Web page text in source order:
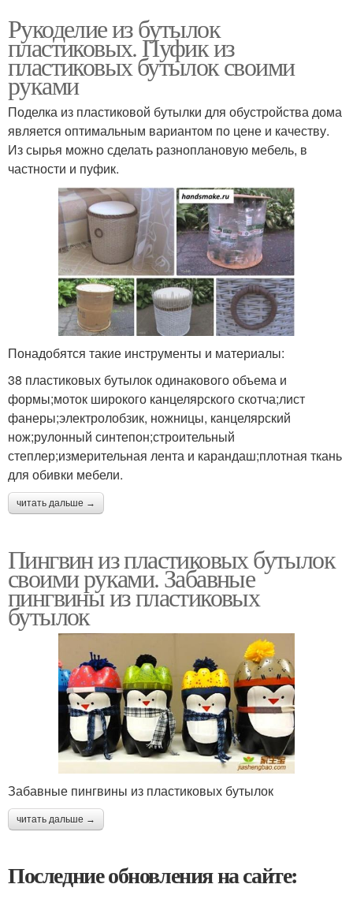
Рукоделие из бутылок
пластиковых. Пуфик из
пластиковых бутылок своими
руками
Поделка из пластиковой бутылки для обустройства дома
является оптимальным вариантом по цене и качеству.
Из сырья можно сделать разноплановую мебель, в
частности и пуфик.
Понадобятся такие инструменты и материалы:
38 пластиковых бутылок одинакового объема и
формы;моток широкого канцелярского скотча;лист
фанеры;электролобзик, ножницы, канцелярский
нож;рулонный синтепон;строительный
степлер;измерительная лента и карандаш;плотная ткань
для обивки мебели.
читать дальше →
Пингвин из пластиковых бутылок
своими руками. Забавные
пингвины из пластиковых
бутылок
Забавные пингвины из пластиковых бутылок
читать дальше →
Последние обновления на сайте: